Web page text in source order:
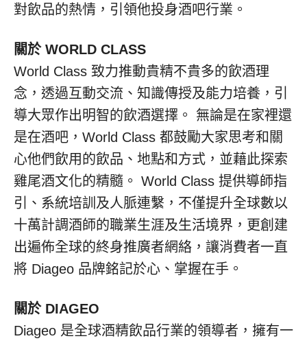
對飲品的熱情，引領他投身酒吧行業。
關於 WORLD CLASS
World Class 致力推動貴精不貴多的飲酒理
念，透過互動交流、知識傳授及能力培養，引
導大眾作出明智的飲酒選擇。 無論是在家裡還
是在酒吧，World Class 都鼓勵大家思考和關
心他們飲用的飲品、地點和方式，並藉此探索
雞尾酒文化的精髓。 World Class 提供導師指
引、系統培訓及人脈連繫，不僅提升全球數以
十萬計調酒師的職業生涯及生活境界，更創建
出遍佈全球的終身推廣者網絡，讓消費者一直
將 Diageo 品牌銘記於心、掌握在手。
關於 DIAGEO
Diageo 是全球酒精飲品行業的領導者，擁有一